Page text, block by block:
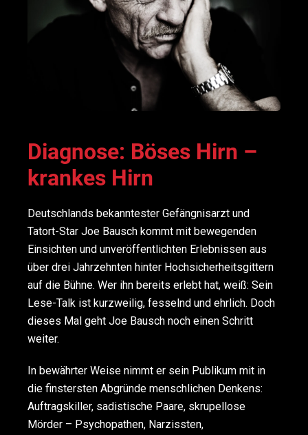
Diagnose: Böses Hirn –
krankes Hirn
Deutschlands bekanntester Gefängnisarzt und
Tatort-Star Joe Bausch kommt mit bewegenden
Einsichten und unveröffentlichten Erlebnissen aus
über drei Jahrzehnten hinter Hochsicherheitsgittern
auf die Bühne. Wer ihn bereits erlebt hat, weiß: Sein
Lese-Talk ist kurzweilig, fesselnd und ehrlich. Doch
dieses Mal geht Joe Bausch noch einen Schritt
weiter.
In bewährter Weise nimmt er sein Publikum mit in
die finstersten Abgründe menschlichen Denkens:
Auftragskiller, sadistische Paare, skrupellose
Mörder – Psychopathen, Narzissten,